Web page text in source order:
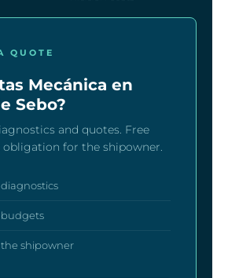
QUOTE
Mecánica en
Sebo?
and quotes. Free
for the shipowner.
the shipowner